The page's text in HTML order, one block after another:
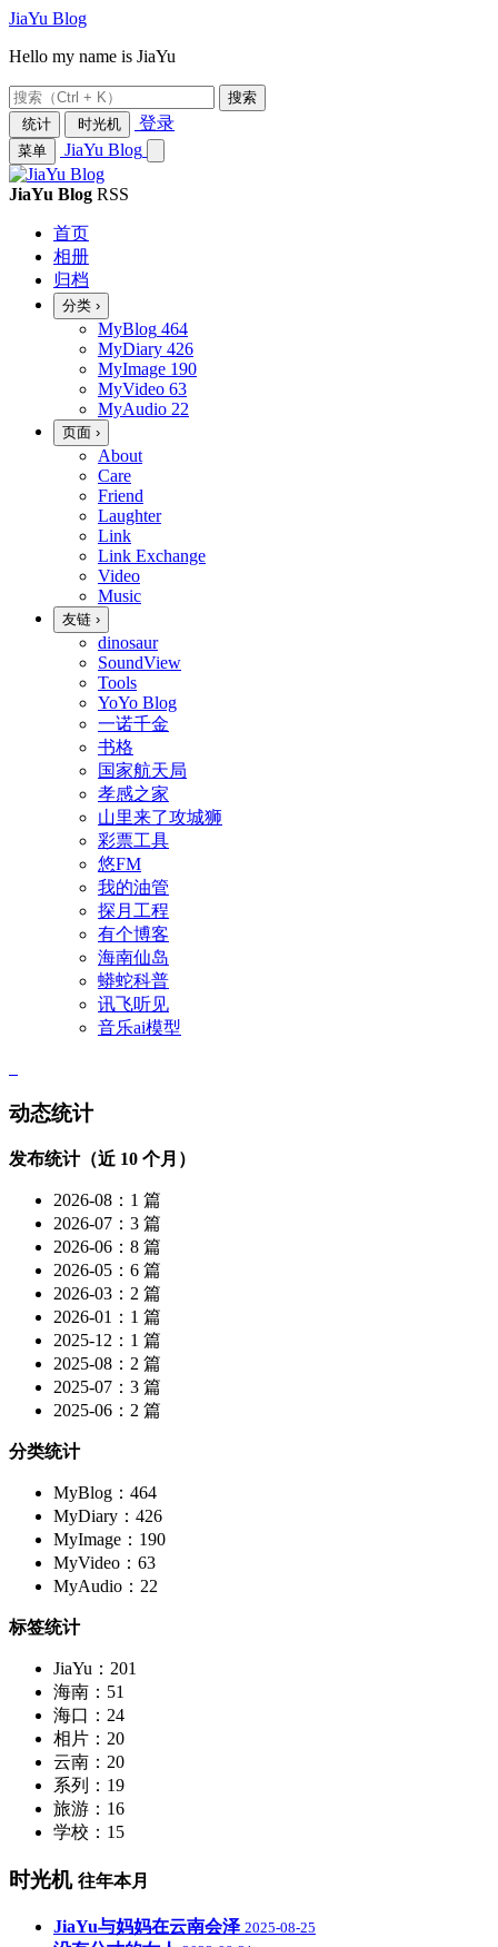
JiaYu Blog
Hello my name is JiaYu
搜索
统计
时光机 登录
菜单 JiaYu Blog
JiaYu Blog RSS
首页
相册
归档
分类 ›
MyBlog 464
MyDiary 426
MyImage 190
MyVideo 63
MyAudio 22
页面 ›
About
Care
Friend
Laughter
Link
Link Exchange
Video
Music
友链 ›
dinosaur
SoundView
Tools
YoYo Blog
一诺千金
书格
国家航天局
孝感之家
山里来了攻城狮
彩票工具
悠FM
我的油管
探月工程
有个博客
海南仙岛
蟒蛇科普
讯飞听见
音乐ai模型
动态统计
发布统计（近 10 个月）
2026-08：1 篇
2026-07：3 篇
2026-06：8 篇
2026-05：6 篇
2026-03：2 篇
2026-01：1 篇
2025-12：1 篇
2025-08：2 篇
2025-07：3 篇
2025-06：2 篇
分类统计
MyBlog：464
MyDiary：426
MyImage：190
MyVideo：63
MyAudio：22
标签统计
JiaYu：201
海南：51
海口：24
相片：20
云南：20
系列：19
旅游：16
学校：15
时光机 往年本月
JiaYu与妈妈在云南会泽 2025-08-25